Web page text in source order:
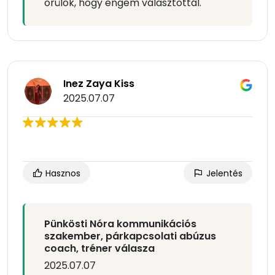
örülök, hogy engem választottál.
Inez Zaya Kiss
2025.07.07
Hasznos Jelentés
Pünkösti Nóra kommunikációs
szakember, párkapcsolati abúzus
coach, tréner válasza
2025.07.07